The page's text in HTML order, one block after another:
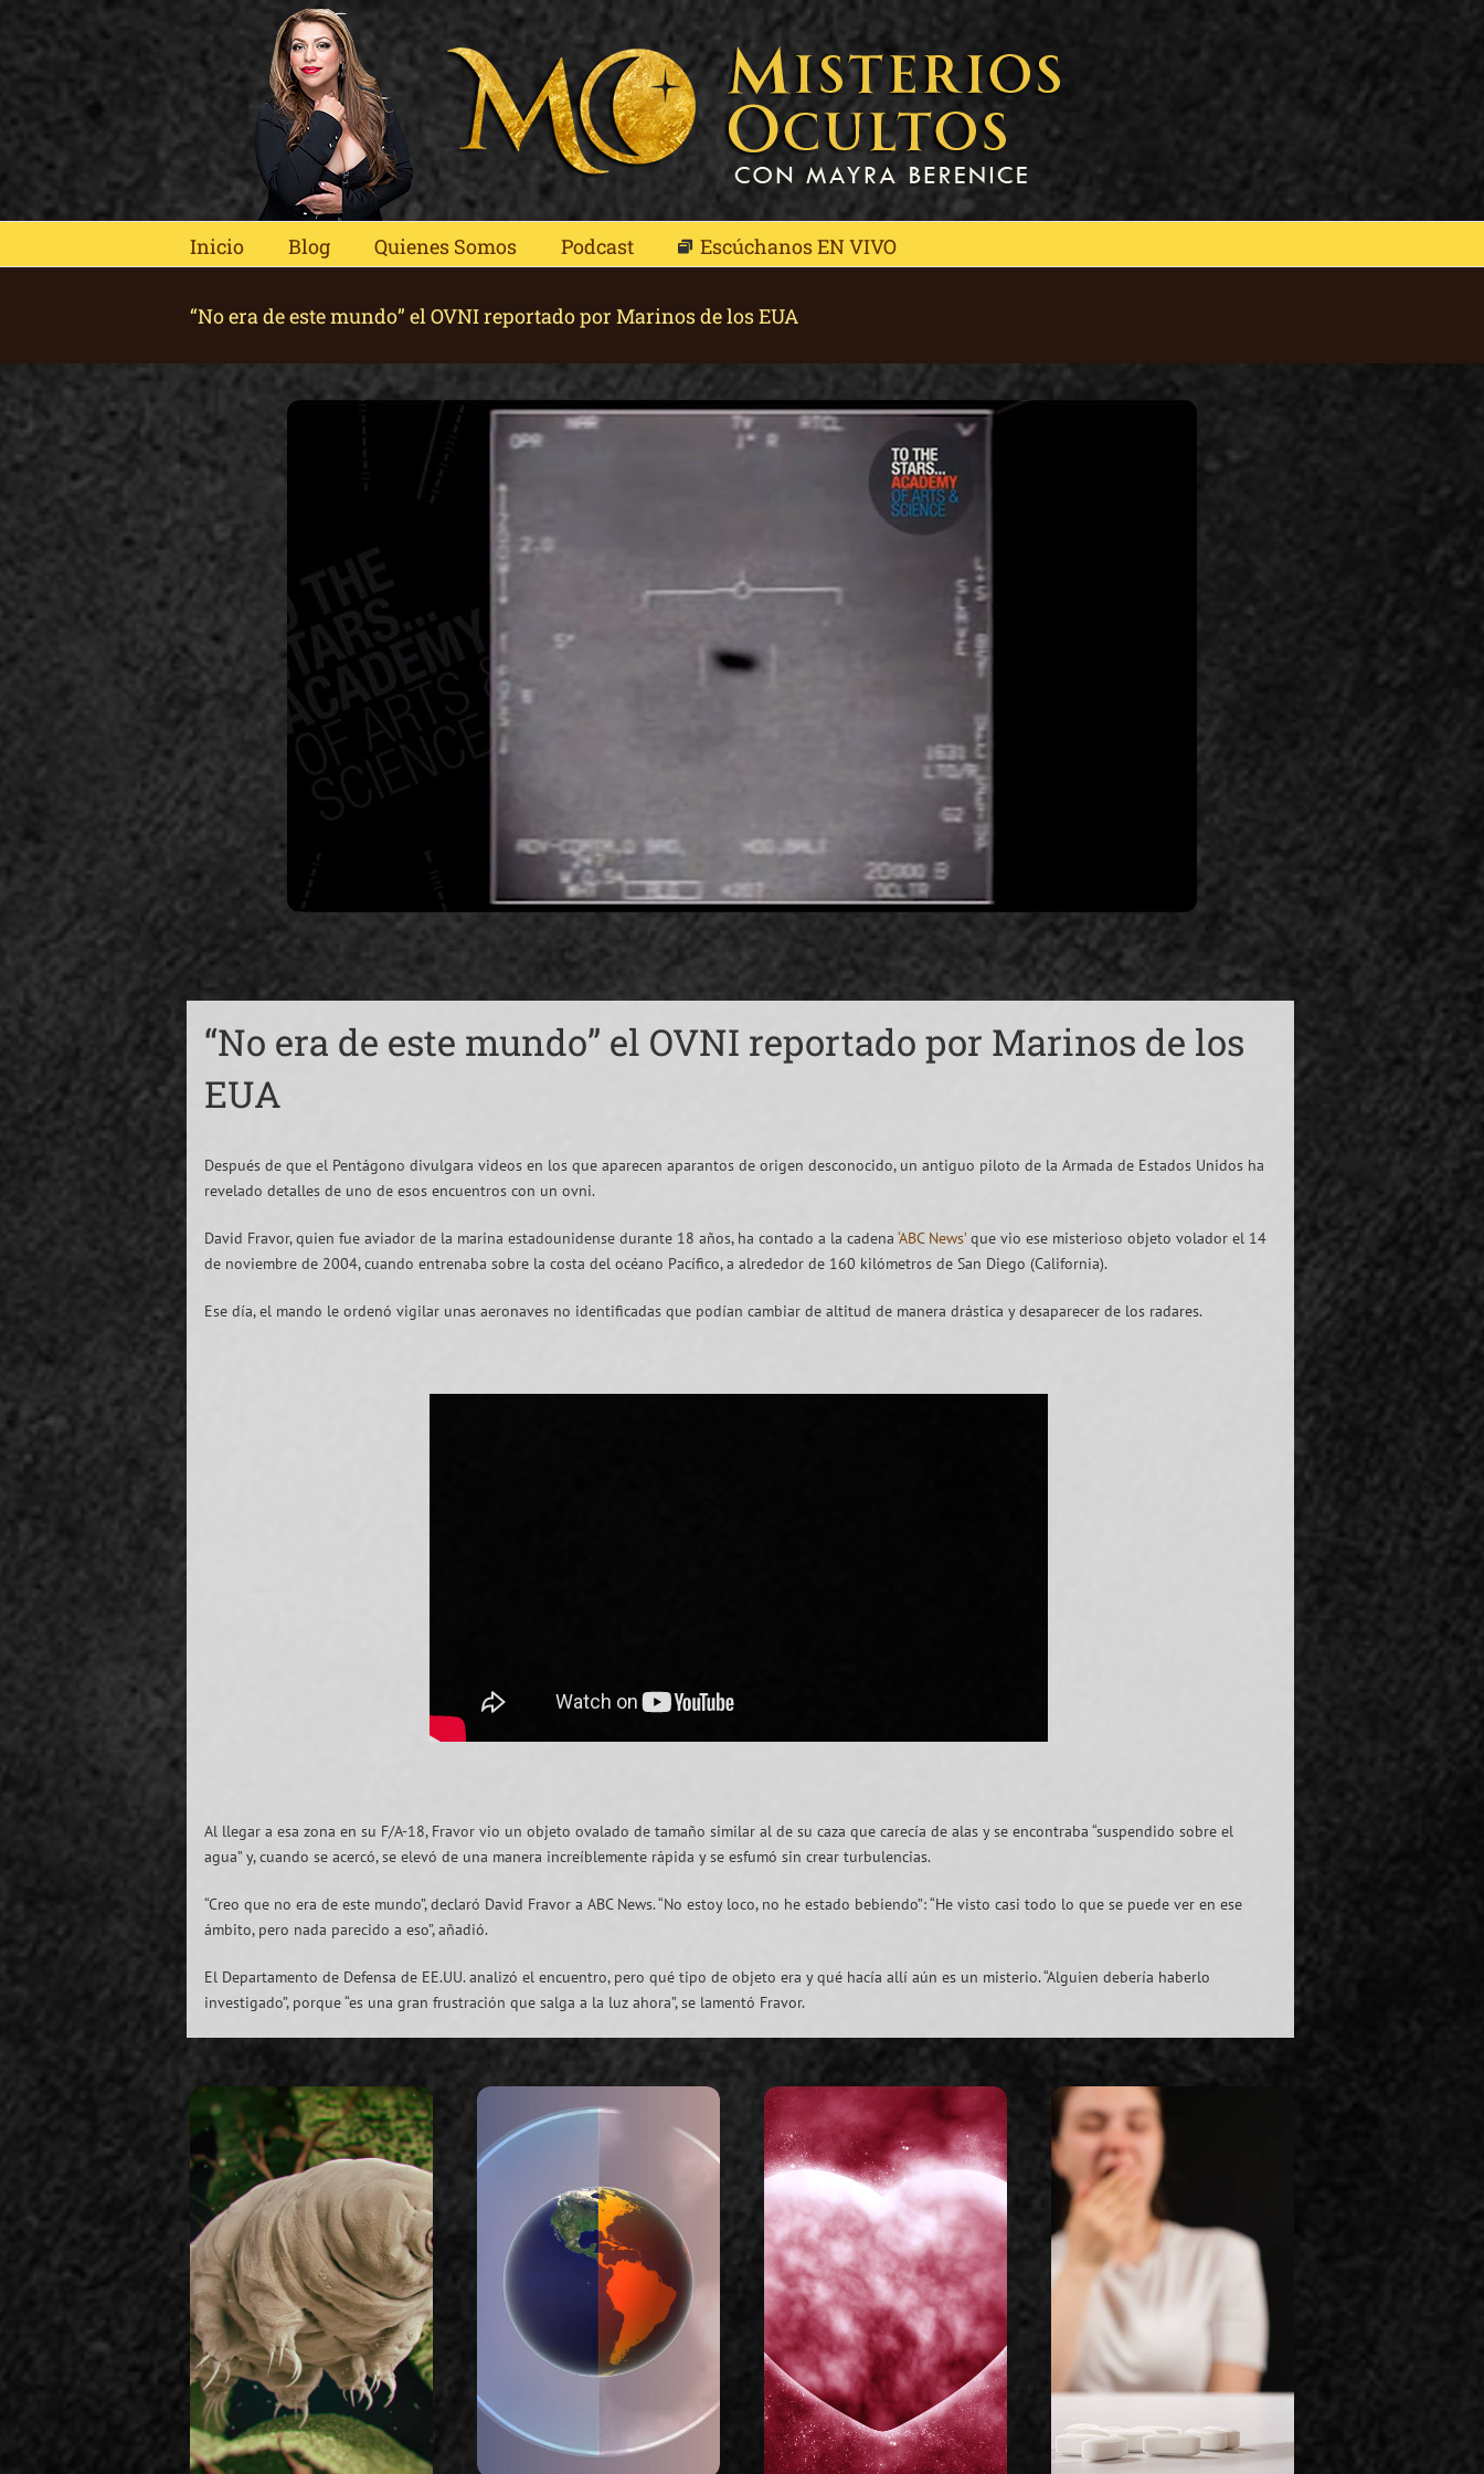
Inicio Blog Quienes Somos Podcast Escúchanos EN VIVO
“No era de este mundo” el OVNI reportado por Marinos de los EUA
“No era de este mundo” el OVNI reportado por Marinos de los
EUA
Después de que el Pentágono divulgara videos en los que aparecen aparantos de origen desconocido, un antiguo piloto de la Armada de Estados Unidos ha
revelado detalles de uno de esos encuentros con un ovni.
David Fravor, quien fue aviador de la marina estadounidense durante 18 años, ha contado a la cadena ‘ABC News’que vio ese misterioso objeto volador el 14
de noviembre de 2004, cuando entrenaba sobre la costa del océano Pacífico, a alrededor de 160 kilómetros de San Diego (California).
Ese día, el mando le ordenó vigilar unas aeronaves no identificadas que podían cambiar de altitud de manera drástica y desaparecer de los radares.
Al llegar a esa zona en su F/A-18, Fravor vio un objeto ovalado de tamaño similar al de su caza que carecía de alas y se encontraba “suspendido sobre el
agua” y, cuando se acercó, se elevó de una manera increíblemente rápida y se esfumó sin crear turbulencias.
“Creo que no era de este mundo”, declaró David Fravor a ABC News. “No estoy loco, no he estado bebiendo”: “He visto casi todo lo que se puede ver en ese
ámbito, pero nada parecido a eso”, añadió.
El Departamento de Defensa de EE.UU. analizó el encuentro, pero qué tipo de objeto era y qué hacía allí aún es un misterio. “Alguien debería haberlo
investigado”, porque “es una gran frustración que salga a la luz ahora”, se lamentó Fravor.